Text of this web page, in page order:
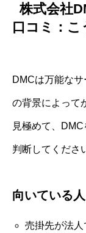
株式会社
口コミ：
DMCは万能な
の背景によって
見極めて、
判断してくださ
向いている人
売掛先が法